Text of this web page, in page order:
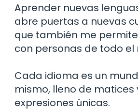
Aprender nuevas
abre puertas a nuevas
que también me
con personas de todo el
Cada idioma es un
mismo, lleno de matices
expresiones únicas.